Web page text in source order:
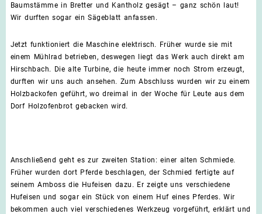
Baumstämme in Bretter und Kantholz gesägt – ganz schön laut!
Wir durften sogar ein Sägeblatt anfassen.
Jetzt funktioniert die Maschine elektrisch. Früher wurde sie mit
einem Mühlrad betrieben, deswegen liegt das Werk auch direkt am
Hirschbach. Die alte Turbine, die heute immer noch Strom erzeugt,
durften wir uns auch ansehen. Zum Abschluss wurden wir zu einem
Holzbackofen geführt, wo dreimal in der Woche für Leute aus dem
Dorf Holzofenbrot gebacken wird.
Anschließend geht es zur zweiten Station: einer alten Schmiede.
Früher wurden dort Pferde beschlagen, der Schmied fertigte auf
seinem Amboss die Hufeisen dazu. Er zeigte uns verschiedene
Hufeisen und sogar ein Stück von einem Huf eines Pferdes. Wir
bekommen auch viel verschiedenes Werkzeug vorgeführt, erklärt und